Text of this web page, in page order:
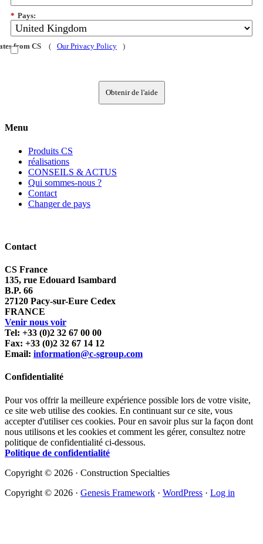
* Pays:
from CS ( Our Privacy Policy )
Obtenir de l'aide
Menu
Produits CS
réalisations
CONSEILS & ACTUS
Qui sommes-nous ?
Contact
Changer de pays
Contact
CS France
135, rue Edouard Isambard
B.P. 66
27120 Pacy-sur-Eure Cedex
FRANCE
Venir nous voir
Tel: +33 (0)2 32 67 00 00
Fax: +33 (0)2 32 67 14 12
Email: information@c-sgroup.com
Confidentialité
Pour vos offrir la meilleure expérience possible lors de votre visite,
ce site web utilise des cookies. En continuant sur ce site, vous
accepter d'utiliser ces cookies. Pour en savoir plus sur la façon dont
nous utilisons et les cookies et comment les gérer, consultez notre
politique de confidentialité ci-dessous.
Politique de confidentialité
Copyright © 2026 · Construction Specialties
Copyright © 2026 · Genesis Framework · WordPress · Log in